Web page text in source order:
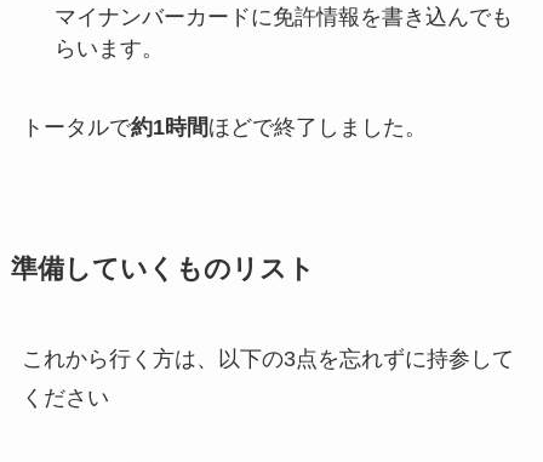
マイナンバーカードに免許情報を書き込んでも
らいます。
トータルで約1時間ほどで終了しました。
準備していくものリスト
これから行く方は、以下の3点を忘れずに持参して
ください